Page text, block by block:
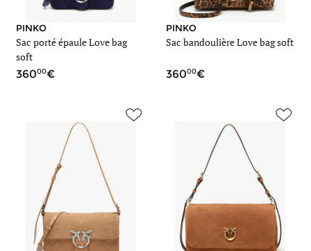
PINKO
Sac porté épaule Love bag
soft
36000
PINKO
Sac bandoulière Love bag soft
36000